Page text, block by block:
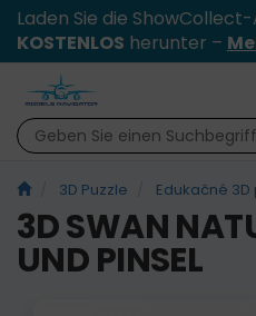
Laden Sie die
KOSTENLOS herunter –
3D Puzzle Edukačné 3D
3D SWAN
UND PINSEL